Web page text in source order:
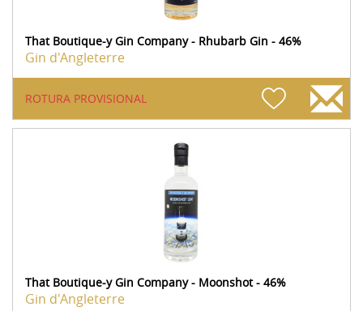
That Boutique-y Gin Company - Rhubarb Gin - 46%
Gin d'Angleterre
ROTURA PROVISIONAL
That Boutique-y Gin Company - Moonshot - 46%
Gin d'Angleterre